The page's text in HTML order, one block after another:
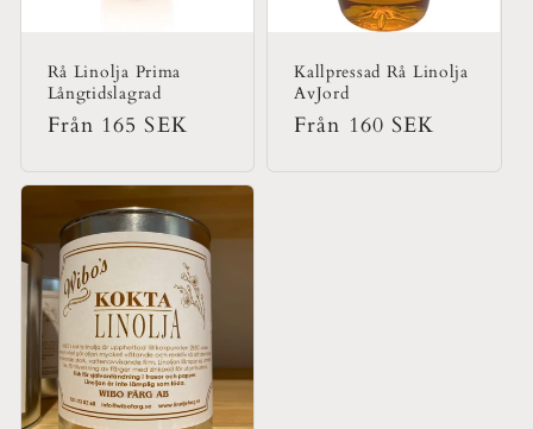
e
:
Rå Linolja Prima
Långtidslagrad
Ordinarie
Från 165 SEK
Kallpressad Rå Linolja
AvJord
Ordinarie
Från 160 SEK